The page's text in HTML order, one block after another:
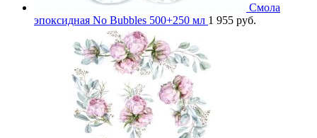
Смола
эпоксидная No Bubbles 500+250 мл 1 955 руб.